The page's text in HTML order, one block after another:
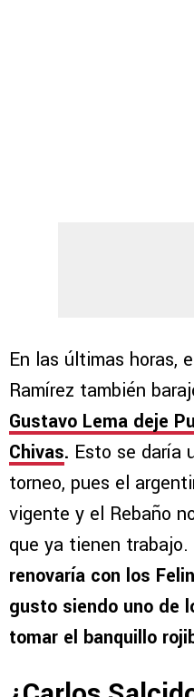
En las últimas horas,
Ramírez también
Gustavo Lema deje
Chivas. Esto se daría
torneo, pues el
vigente y el Rebaño
que ya tienen trabajo.
renovaría con los
gusto siendo uno de
tomar el banquillo